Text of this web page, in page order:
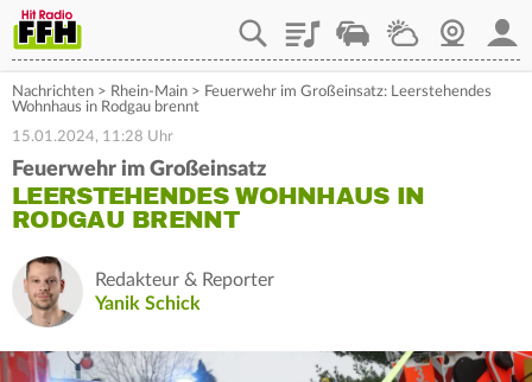
PlaylistStaupilotWetterWebcam
Nachrichten > Rhein-Main > Feuerwehr im Großeinsatz: Leerstehendes
Wohnhaus in Rodgau brennt
15.01.2024, 11:28 Uhr
Feuerwehr im Großeinsatz
LEERSTEHENDES WOHNHAUS IN
RODGAU BRENNT
Redakteur & Reporter
Yanik Schick